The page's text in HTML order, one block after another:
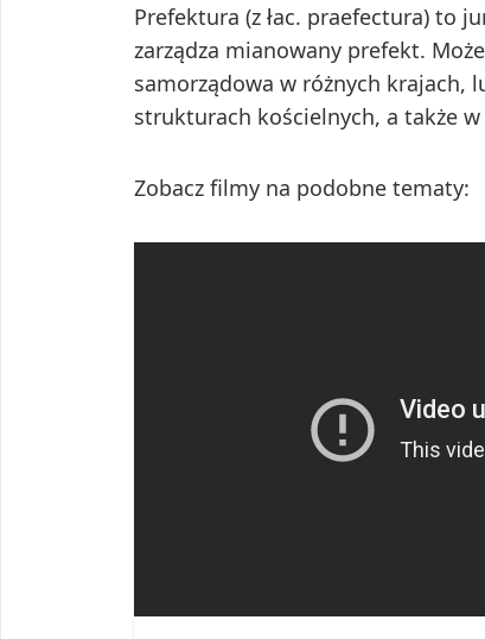
Prefektura (z łac. praefectura) to
zarządza mianowany prefekt.
samorządowa w różnych krajach,
strukturach kościelnych, a także
Zobacz filmy na podobne tematy: